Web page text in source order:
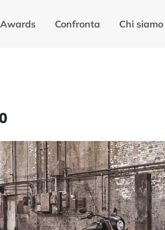
Confronta Chi siamo